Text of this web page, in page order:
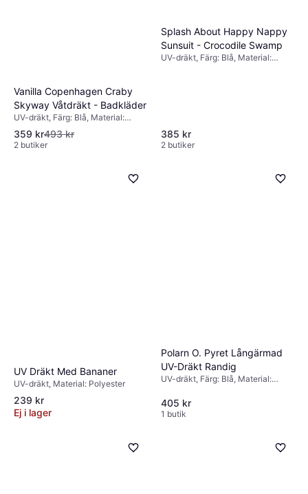
Vanilla Copenhagen Craby
Skyway Våtdräkt - Badkläder
UV-dräkt, Färg: Blå, Material:
Elastan/Lycra/Spandex, Polyamid,
Polyester
359 kr493 kr
2 butiker
Splash About Happy Nappy
Sunsuit - Crocodile Swamp
UV-dräkt, Färg: Blå, Material:
385 kr
2 butiker
UV Dräkt Med Bananer
UV-dräkt, Material: Polyester
239 kr
Ej i lager
Polarn O. Pyret Långärmad
UV-Dräkt Randig
UV-dräkt, Färg: Blå, Material:
405 kr
1 butik